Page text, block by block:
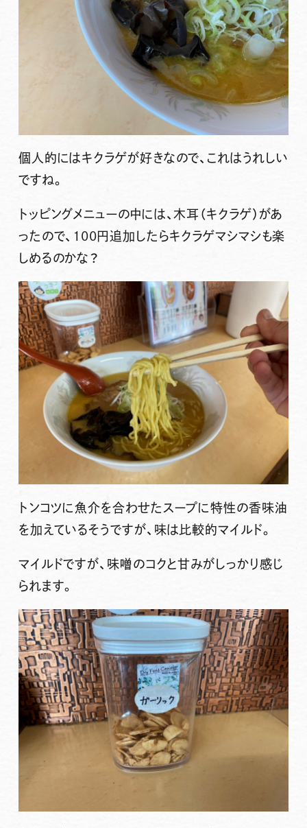
個人的にはキクラゲが好きなので、これはうれしい
ですね。
トッピングメニューの中には、木耳（キクラゲ）があ
ったので、100円追加したらキクラゲマシマシも楽
しめるのかな？
トンコツに魚介を合わせたスープに特性の香味油
を加えているそうですが、味は比較的マイルド。
マイルドですが、味噌のコクと甘みがしっかり感じ
られます。